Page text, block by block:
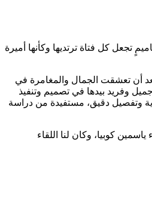
تجعل كل فتاة ترتديها وكأنها أميرة
أن تعشقت الجمال والمغامرة في
جميل وفريد بيدها في تصميم وتنفيذ
وتفصيل دقيق، مستفيدة من دراسة
ياسمين كوبيا، وكان لنا اللقاء